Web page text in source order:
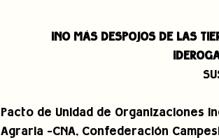
¡NO MÁS DESPOJOS DE LAS
Pacto de Unidad de Organizaciones
Agraria -CNA, Confederación